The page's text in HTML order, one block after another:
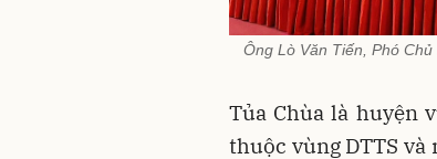
Ông Lò Văn Tiến, Phó
Tủa Chùa là huyện
thuộc vùng DTTS